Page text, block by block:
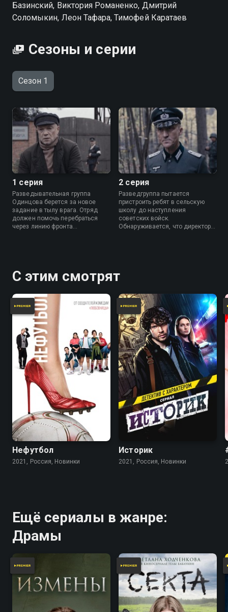
Базинский, Виктория Романенко, Дмитрий
Соломыкин, Леон Тафара, Тимофей Каратаев
Сезоны и серии
Сезон 1
1 серия
Разведывательная группа
Одинцова берется за новое
задание в тылу врага. Отряд
должен помочь перебраться
через линию фронта
2 серия
Разведгруппа пытается
пристроить ребят в сельскую
школу до наступления
советских войск.
Обнаруживается, что директор
С этим смотрят
Нефутбол
2021, Россия, Новинки
Историк
2021, Россия, Новинки
Ещё сериалы в жанре:
Драмы